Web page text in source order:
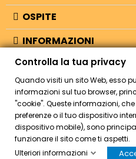
OSPITE
INFORMAZIONI
NEGOZIO
© 2026 - Bellearti.it -credits
HOME ACCOUNT
Controlla la tua privacy
Quando visiti un sito Web, esso
informazioni sul tuo browser,
"cookie". Queste informazioni,
preferenze o il tuo dispositivo
dispositivo mobile), sono
funzionare il sito come ti aspetti.
Ulteriori informazioni